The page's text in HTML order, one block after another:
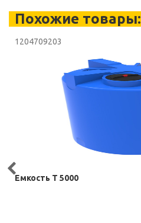
Похожие товары:
1204709203
Емкость Т 5000